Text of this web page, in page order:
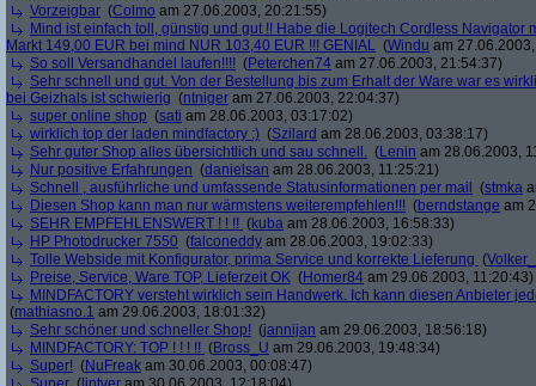
Vorzeigbar (Colmo am 27.06.2003, 20:21:55)
Mind ist einfach toll, günstig und gut !! Habe die Logitech Cordless Navigator
Markt 149,00 EUR bei mind NUR 103,40 EUR !!! GENIAL (Windu am
So soll Versandhandel laufen!!!! (Peterchen74 am 27.06.2003, 21:54:37)
Sehr schnell und gut. Von der Bestellung bis zum Erhalt der Ware war es
bei Geizhals ist schwierig (ntniger am 27.06.2003, 22:04:37)
super online shop (sati am 28.06.2003, 03:17:02)
wirklich top der laden mindfactory :) (Szilard am 28.06.2003, 03:38:17)
Sehr guter Shop alles übersichtlich und sau schnell. (Lenin am 28.06.2003,
Nur positive Erfahrungen (danielsan am 28.06.2003, 11:25:21)
Schnell , ausführliche und umfassende Statusinformationen per mail
(stmka
Diesen Shop kann man nur wärmstens weiterempfehlen!!! (berndstange am
SEHR EMPFEHLENSWERT ! ! !! (kuba am 28.06.2003, 16:58:33)
HP Photodrucker 7550 (falconeddy am 28.06.2003, 19:02:33)
Tolle Webside mit Konfigurator, prima Service und korrekte Lieferung (
Preise, Service, Ware TOP, Lieferzeit OK (Homer84 am 29.06.2003, 11:20:43)
MINDFACTORY versteht wirklich sein Handwerk. Ich kann diesen Anbieter
(mathiasno.1 am 29.06.2003, 18:01:32)
Sehr schöner und schneller Shop! (jannijan am 29.06.2003, 18:56:18)
MINDFACTORY: TOP ! ! ! !! (Bross_U am 29.06.2003, 19:48:34)
Super! (NuFreak am 30.06.2003, 00:08:47)